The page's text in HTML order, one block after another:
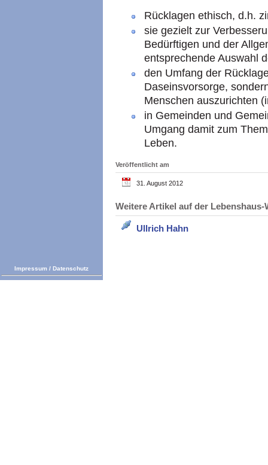
Rücklagen ethisch, d.h.
sie gezielt zur
Bedürftigen und der
entsprechende Auswahl
den Umfang der
Daseinsvorsorge,
Menschen auszurichten
in Gemeinden und
Umgang damit zum
Leben.
Veröffentlicht am
31. August 2012
Weitere Artikel auf der
Ullrich Hahn
Impressum / Datenschutz